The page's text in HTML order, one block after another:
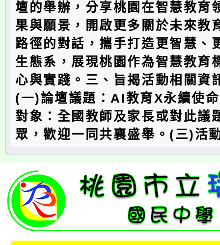
壇的舉辦，分享桃園在智慧教育
果與願景，開啟更多關於未來教
路徑的對話，攜手打造更智慧、
生態系，展現桃園作為智慧教育
心與實踐。三、旨揭活動相關資
(一)論壇議題：AI教育X永續使
對象：全國教師及家長或對此議
眾，歡迎一同共襄盛舉。(三)活